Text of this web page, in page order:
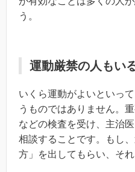
う。
運動厳禁の人もい
いくら運動がよいといっ
うものではありません。
などの検査を受け、主治
相談することです。もし
方」を出してもらい、そ